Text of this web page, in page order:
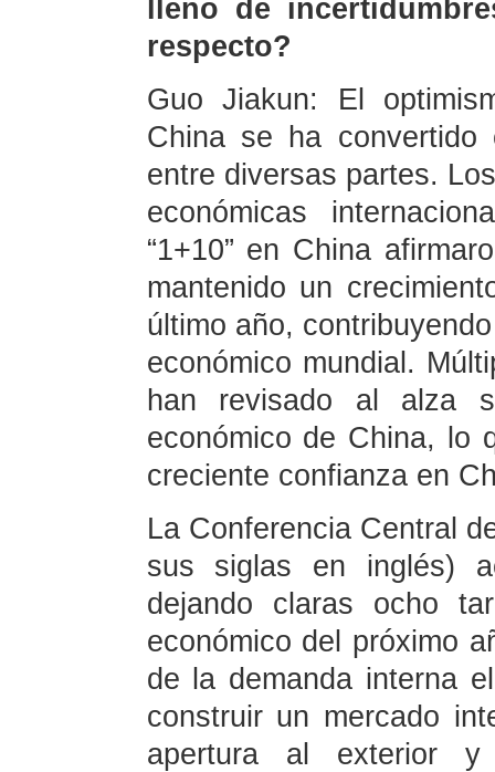
lleno de
respecto?
Guo Jiakun: El
China se ha
entre diversas partes.
económicas
“1+10” en China
mantenido un
último año,
económico mundial.
han revisado al alza
económico de China, lo
creciente confianza en
La Conferencia Central
sus siglas en inglés)
dejando claras ocho
económico del próximo
de la demanda interna
construir un mercado
apertura al exterior y